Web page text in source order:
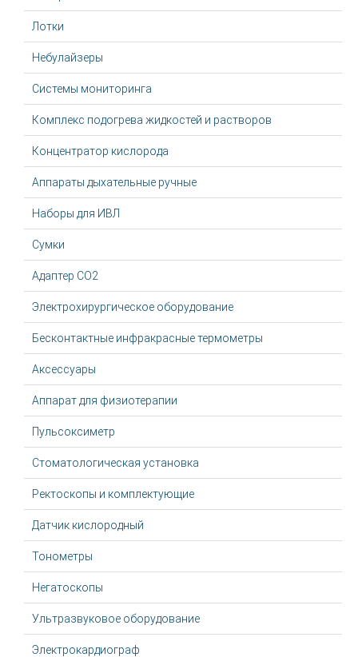
Лотки
Небулайзеры
Системы мониторинга
Комплекс подогрева жидкостей и растворов
Концентратор кислорода
Аппараты дыхательные ручные
Наборы для ИВЛ
Сумки
Адаптер CO2
Электрохирургическое оборудование
Бесконтактные инфракрасные термометры
Аксессуары
Аппарат для физиотерапии
Пульсоксиметр
Стоматологическая установка
Ректоскопы и комплектующие
Датчик кислородный
Тонометры
Негатоскопы
Ультразвуковое оборудование
Электрокардиограф